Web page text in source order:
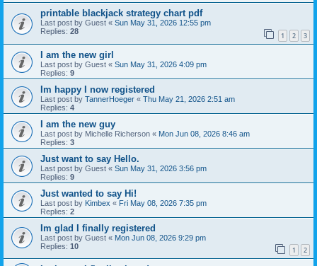
printable blackjack strategy chart pdf
Last post by Guest « Sun May 31, 2026 12:55 pm
Replies: 28 1 2 3
I am the new girl
Last post by Guest « Sun May 31, 2026 4:09 pm
Replies: 9
Im happy I now registered
Last post by TannerHoeger « Thu May 21, 2026 2:51 am
Replies: 4
I am the new guy
Last post by Michelle Richerson « Mon Jun 08, 2026 8:46 am
Replies: 3
Just want to say Hello.
Last post by Guest « Sun May 31, 2026 3:56 pm
Replies: 9
Just wanted to say Hi!
Last post by Kimbex « Fri May 08, 2026 7:35 pm
Replies: 2
Im glad I finally registered
Last post by Guest « Mon Jun 08, 2026 9:29 pm
Replies: 10 1 2